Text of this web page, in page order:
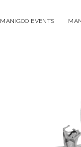
MANIGOO EVENTS